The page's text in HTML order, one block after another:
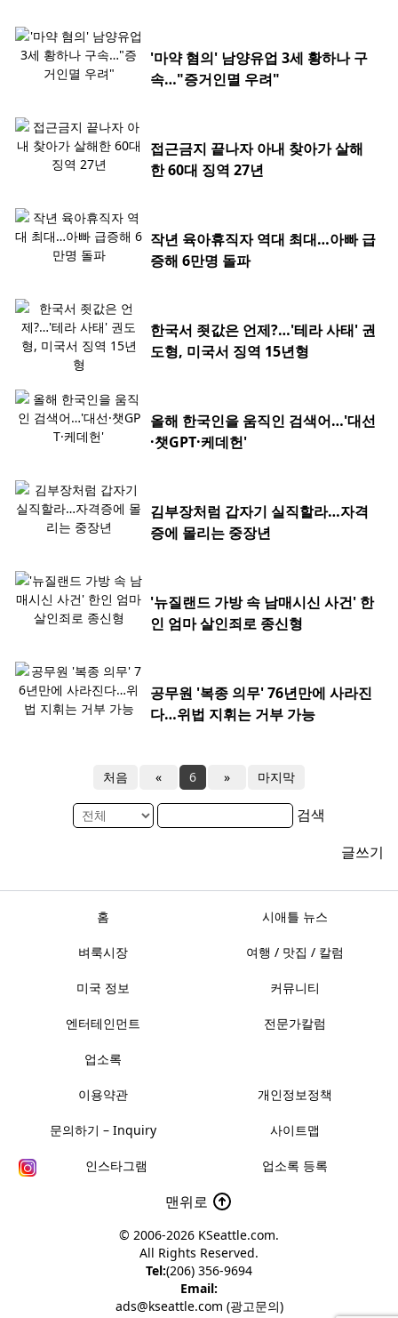
'마약 혐의' 남양유업 3세 황하나 구
속…"증거인멸 우려"
접근금지 끝나자 아내 찾아가 살해
한 60대 징역 27년
작년 육아휴직자 역대 최대…아빠 급
증해 6만명 돌파
한국서 죗값은 언제?…'테라 사태' 권
도형, 미국서 징역 15년형
올해 한국인을 움직인 검색어…'대선
·챗GPT·케데헌'
김부장처럼 갑자기 실직할라…자격
증에 몰리는 중장년
'뉴질랜드 가방 속 남매시신 사건' 한
인 엄마 살인죄로 종신형
공무원 '복종 의무' 76년만에 사라진
다…위법 지휘는 거부 가능
처음 « 6 » 마지막
검색
글쓰기
홈 시애틀 뉴스
벼룩시장 여행 / 맛집 / 칼럼
미국 정보 커뮤니티
엔터테인먼트 전문가칼럼
업소록
이용약관 개인정보정책
문의하기 – Inquiry 사이트맵
인스타그램 업소록 등록
맨위로
© 2006-2026 KSeattle.com.
All Rights Reserved.
Tel:(206) 356-9694
Email:
ads@kseattle.com (광고문의)